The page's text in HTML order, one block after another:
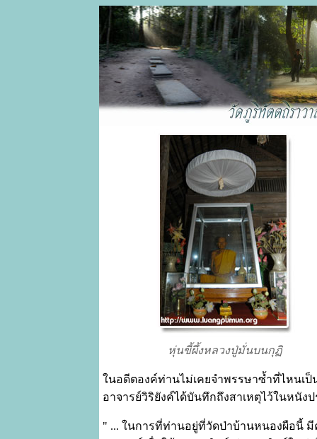
หุ่นขี้ผึ้งหลวงปู่มั่นบนกุฏิ
ในอดีตองค์ท่านไม่เคยจำพรรษาซ้ำที่ไหนเ
อาจารย์วิริยังค์ได้บันทึกถึงสาเหตุไว้ในหนัง
" ... ในการที่ท่านอยู่ที่วัดป่าบ้านหนองผือนี้